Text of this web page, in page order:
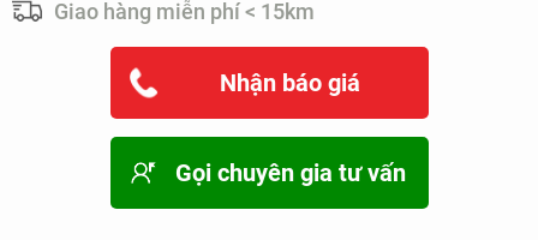
Giao hàng miễn phí < 15km
Nhận báo giá
Gọi chuyên gia tư vấn